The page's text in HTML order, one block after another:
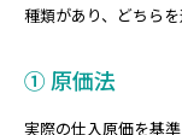
種類があり、どちら
① 原価法
実際の仕入原価を基